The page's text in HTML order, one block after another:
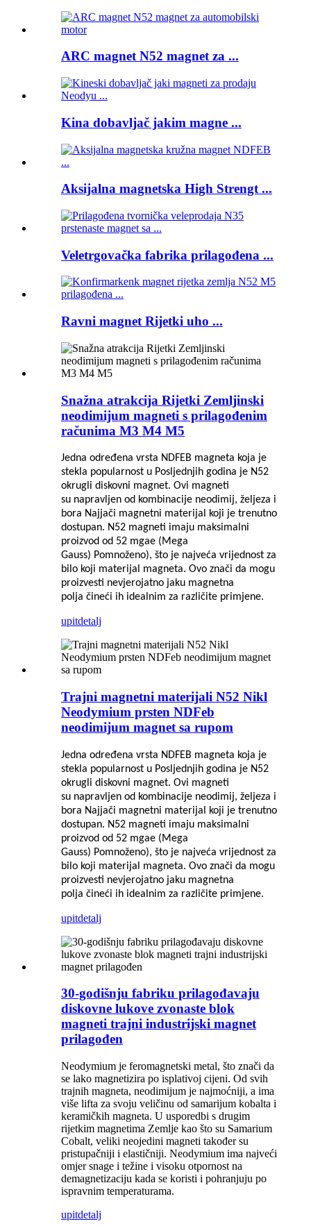
ARC magnet N52 magnet za ...
Kina dobavljač jakim magne ...
Aksijalna magnetska High Strengt ...
Veletrgovačka fabrika prilagođena ...
Ravni magnet Rijetki uho ...
Snažna atrakcija Rijetki Zemljinski
neodimijum magneti s prilagođenim
računima M3 M4 M5
Jedna određena vrsta NDFEB magneta koja je
stekla popularnost u Posljednjih godina je N52
okrugli diskovni magnet. Ovi magneti
su napravljen od kombinacije neodimij, željeza i
bora Najjači magnetni materijal koji je trenutno
dostupan. N52 magneti imaju maksimalni
proizvod od 52 mgae (Mega
Gauss) Pomnoženo), što je najveća vrijednost za
bilo koji materijal magneta. Ovo znači da mogu
proizvesti nevjerojatno jaku magnetna
polja čineći ih idealnim za različite primjene.
upitdetalj
Trajni magnetni materijali N52 Nikl
Neodymium prsten NDFeb
neodimijum magnet sa rupom
Jedna određena vrsta NDFEB magneta koja je
stekla popularnost u Posljednjih godina je N52
okrugli diskovni magnet. Ovi magneti
su napravljen od kombinacije neodimij, željeza i
bora Najjači magnetni materijal koji je trenutno
dostupan. N52 magneti imaju maksimalni
proizvod od 52 mgae (Mega
Gauss) Pomnoženo), što je najveća vrijednost za
bilo koji materijal magneta. Ovo znači da mogu
proizvesti nevjerojatno jaku magnetna
polja čineći ih idealnim za različite primjene.
upitdetalj
30-godišnju fabriku prilagođavaju
diskovne lukove zvonaste blok
magneti trajni industrijski magnet
prilagođen
Neodymium je feromagnetski metal, što znači da
se lako magnetizira po isplativoj cijeni. Od svih
trajnih magneta, neodimijum je najmoćniji, a ima
više lifta za svoju veličinu od samarijum kobalta i
keramičkih magneta. U usporedbi s drugim
rijetkim magnetima Zemlje kao što su Samarium
Cobalt, veliki neojedini magneti također su
pristupačniji i elastičniji. Neodymium ima najveći
omjer snage i težine i visoku otpornost na
demagnetizaciju kada se koristi i pohranjuju po
ispravnim temperaturama.
upitdetalj